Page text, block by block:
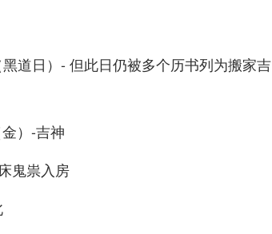
道日）- 但此日仍被多个历书列为搬家吉
）-吉神
鬼祟入房